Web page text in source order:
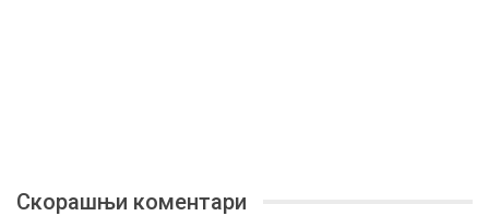
Скорашњи коментари